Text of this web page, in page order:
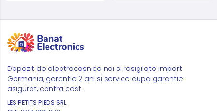
Depozit de electrocasnice noi si resigilate import
Germania, garantie 2 ani si service dupa garantie
asigurat, contra cost.
LES PETITS PIEDS SRL